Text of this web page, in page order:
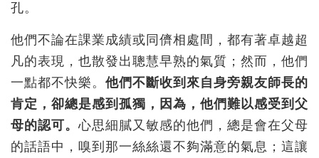
孔。
他們不論在課業成績或同儕相處間，都有著卓越超
凡的表現，也散發出聰慧早熟的氣質；然而，他們
一點都不快樂。 他們不斷收到來自身旁親友師長的
肯定，卻總是感到孤獨，因為，他們難以感受到父
母的認可。心思細膩又敏感的他們，總是會在父母
的話語中，嗅到那一絲絲還不夠滿意的氣息；這讓